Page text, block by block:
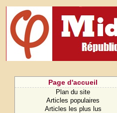
Page d'accueil
Plan du site
Articles populaires
Articles les plus lus